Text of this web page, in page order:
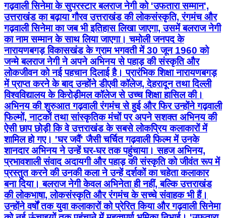
गढ़वाली सिनेमा के सुपरस्टार बलराज नेगी को 'उफतारा सम्मान',
उत्तराखंड का बढ़ाया गौरव उत्तराखंड की लोकसंस्कृति, रंगमंच और
गढ़वाली सिनेमा का जब भी इतिहास लिखा जाएगा, उसमें बलराज नेगी
का नाम सम्मान के साथ लिया जाएगा। चमोली जनपद के
नारायणबगड़ विकासखंड के ग्राम भगवती में 30 जून 1960 को
जन्मे बलराज नेगी ने अपने अभिनय से पहाड़ की संस्कृति और
लोकजीवन को नई पहचान दिलाई है। प्रारंभिक शिक्षा नारायणबगड़
में प्राप्त करने के बाद उन्होंने डीएवी कॉलेज, देहरादून तथा दिल्ली
विश्वविद्यालय के किरोड़ीमल कॉलेज से उच्च शिक्षा हासिल की।
अभिनय की शुरुआत गढ़वाली रंगमंच से हुई और फिर उन्होंने गढ़वाली
फिल्मों, नाटकों तथा सांस्कृतिक मंचों पर अपने सशक्त अभिनय की
ऐसी छाप छोड़ी कि वे उत्तराखंड के सबसे लोकप्रिय कलाकारों में
शामिल हो गए। 'घर जवैं' जैसी चर्चित गढ़वाली फिल्म में उनके
शानदार अभिनय ने उन्हें घर-घर तक पहुंचाया। सहज अभिनय,
प्रभावशाली संवाद अदायगी और पहाड़ की संस्कृति को जीवंत रूप में
प्रस्तुत करने की उनकी कला ने उन्हें दर्शकों का चहेता कलाकार
बना दिया। बलराज नेगी केवल अभिनेता ही नहीं, बल्कि उत्तराखंड
की लोकभाषा, लोकसंस्कृति और रंगमंच के सच्चे संवाहक भी हैं।
उन्होंने वर्षों तक युवा कलाकारों को प्रेरित किया और गढ़वाली सिनेमा